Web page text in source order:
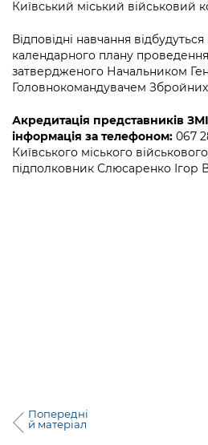
Підприємства, установи,
Kyiv International Relations
Річні звіти
Безбар'єрність
Київська міська військова
Безбар'єрність
Портал послуг
Міський застосунок Київ
Важливе під час воєнного
Уряд» – місцевий рівень»
Важливе під час воєнного
Про відкриті дані
Портал даних Києва
Публічні дашборди
Київський міський військовий
Відповідні навчання
календарного плану проведення
затвердженого Начальником
Головнокомандувачем
Акредитація представників
інформація за телефоном: 067
Київського міського
підполковник Слюсаренко
Попередні
й матеріал